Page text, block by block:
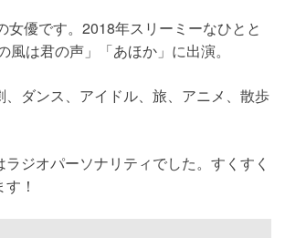
女優です。2018年スリーミーなひとと
風は君の声」「あほか」に出演。
、ダンス、アイドル、旅、アニメ、散歩
ジオパーソナリティでした。すくすく
！